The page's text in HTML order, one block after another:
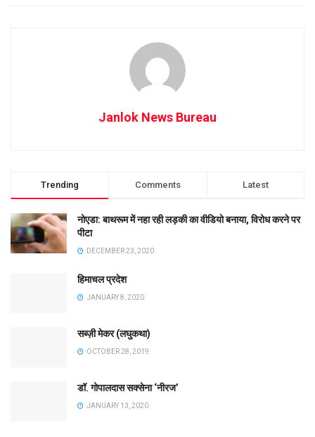
Janlok News Bureau
Trending Comments Latest
नोएडा: बाथरूम में नहा रही लड़की का वीडियो बनाया, विरोध करने पर
पीटा
DECEMBER 23, 2020
हिमाचल प्रदेश
JANUARY 8, 2020
सब्ज़ी मेकर (लघुकथा)
OCTOBER 28, 2019
डॉ. गोपालदास सक्सेना ‘नीरज’
JANUARY 13, 2020